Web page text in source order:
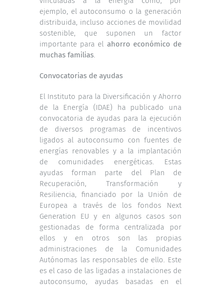
ejemplo, el autoconsumo o la generación
distribuida, incluso acciones de movilidad
sostenible, que suponen un factor
importante para el ahorro económico de
muchas familias.
Convocatorias de ayudas
El Instituto para la Diversificación y Ahorro
de la Energía (IDAE) ha publicado una
convocatoria de ayudas para la ejecución
de diversos programas de incentivos
ligados al autoconsumo con fuentes de
energías renovables y a la implantación
de comunidades energéticas. Estas
ayudas forman parte del Plan de
Recuperación, Transformación y
Resiliencia, financiado por la Unión de
Europea a través de los fondos Next
Generation EU y en algunos casos son
gestionadas de forma centralizada por
ellos y en otros son las propias
administraciones de la Comunidades
Autónomas las responsables de ello. Este
es el caso de las ligadas a instalaciones de
autoconsumo, ayudas basadas en el